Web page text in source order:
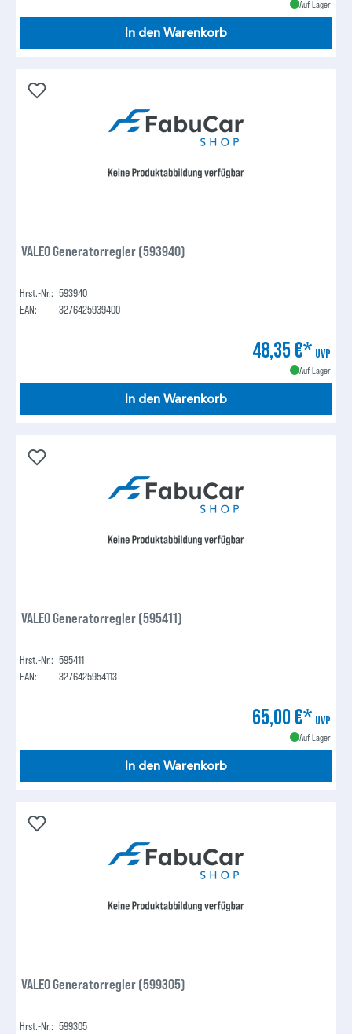
Auf Lager
In den Warenkorb
VALEO Generatorregler (593940)
Hrst.-Nr.: 593940
EAN:
3276425939400
48,35 €* UVP
Auf Lager
In den Warenkorb
VALEO Generatorregler (595411)
Hrst.-Nr.: 595411
EAN:
3276425954113
65,00 €* UVP
Auf Lager
In den Warenkorb
VALEO Generatorregler (599305)
Hrst.-Nr.: 599305